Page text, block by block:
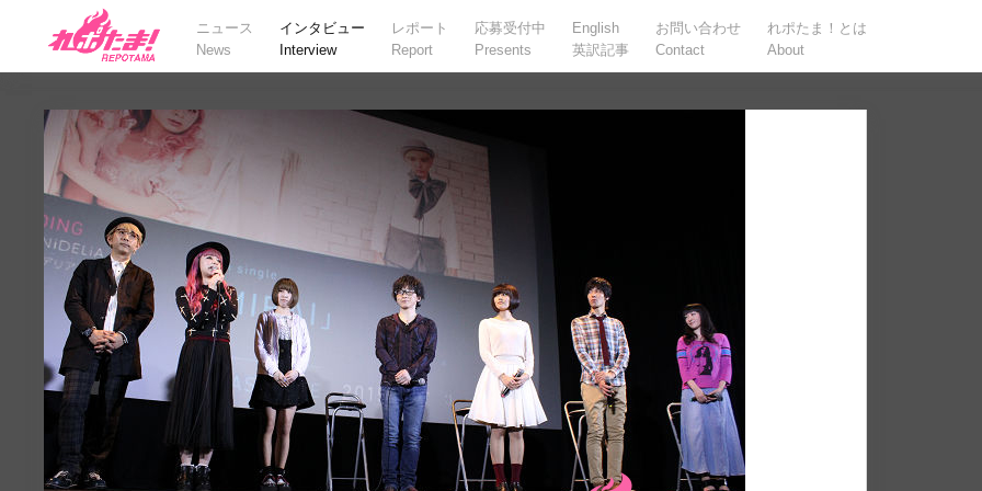
ニュース
News
インタビュー
Interview
レポート
Report
応募受付中
Presents
English
英訳記事
お問い合わせ
Contact
れポたま！とは
About